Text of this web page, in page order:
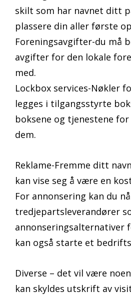
skilt som har navnet ditt
plassere din aller første
Foreningsavgifter-du må
avgifter for den lokale
med.
Lockbox services-Nøkler
legges i tilgangsstyrte
boksene og tjenestene
dem.
Reklame-Fremme ditt
kan vise seg å være en
For annonsering kan du
tredjepartsleverandører
annonseringsalternativer
kan også starte et
Diverse – det vil være
kan skyldes utskrift av